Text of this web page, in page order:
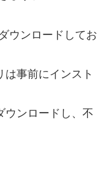
ウンロードしてお
事前にインスト
ウンロードし、不